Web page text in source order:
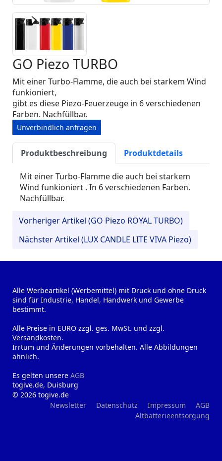
GO Piezo TURBO
Mit einer Turbo-Flamme, die auch bei starkem Wind
funkioniert,
gibt es diese Piezo-Feuerzeuge in 6 verschiedenen
Farben. Nachfüllbar.
Unverbindlich anfragen
Produktbeschreibung Produktdetails
Mit einer Turbo-Flamme die auch bei starkem
Wind funkioniert . In 6 verschiedenen Farben.
Nachfüllbar.
Vorheriger Artikel (GO Piezo ROYAL TURBO)
Nächster Artikel (LUX CANDLE LITE VIVA Piezo)
Alle Werbeartikel (Werbemittel) mit Druck und ohne Druck
sind für Industrie, Handel, Handwerk und Gewerbe
bestimmt.
Alle Preise in EURO zzgl. ges. MwSt. und zzgl.
Versandkosten.
Irrtum und Änderungen vorbehalten. Alle Abbildungen
ähnlich.
Es gelten unsere AGB
togive.de, Duisburg
© 2026 togive.de
Newsletter
Datenschutz Impressum
AGB
Altbatterieentsorgung